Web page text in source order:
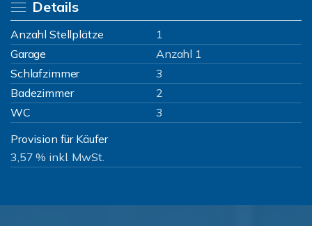
Details
Anzahl Stellplätze
1
Garage
Anzahl 1
Schlafzimmer
3
Badezimmer
2
WC
3
Provision für Käufer
3,57 % inkl. MwSt.